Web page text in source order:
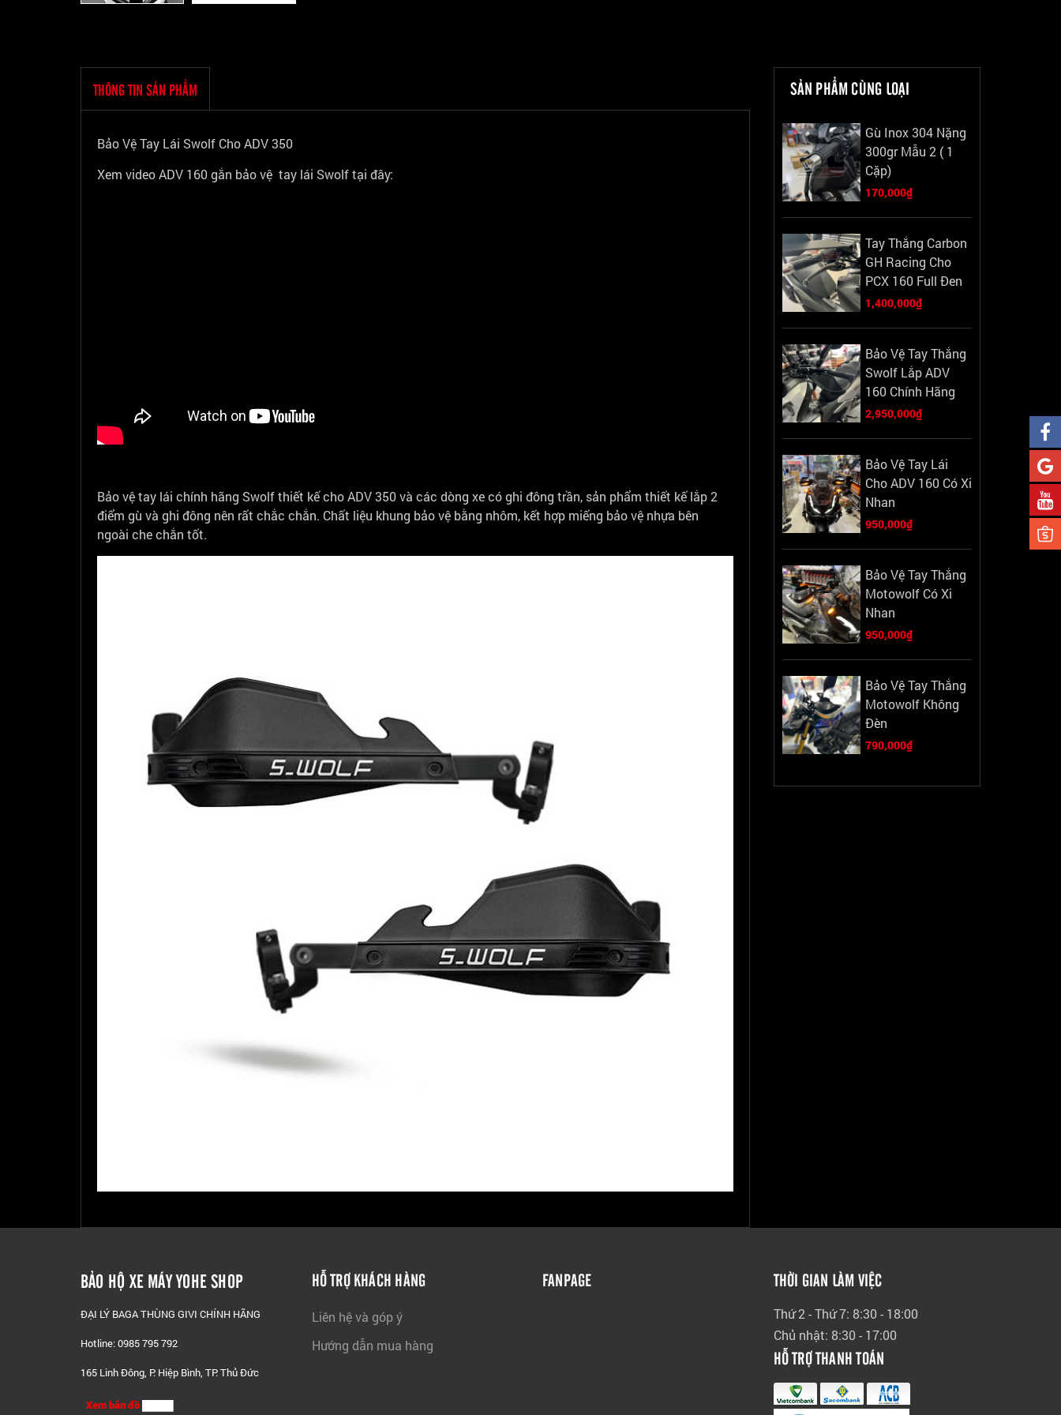
THÔNG TIN SẢN PHẨM
Bảo Vệ Tay Lái Swolf Cho ADV 350
Xem video ADV 160 gắn bảo vệ tay lái Swolf tại đây:
Bảo vệ tay lái chính hãng Swolf thiết kế cho ADV 350 và các dòng xe có ghi đông trần, sản phẩm thiết kế lắp 2
điểm gù và ghi đông nên rất chắc chắn. Chất liệu khung bảo vệ bằng nhôm, kết hợp miếng bảo vệ nhựa bên
ngoài che chắn tốt.
SẢN PHẨM CÙNG LOẠI
Gù Inox 304 Nặng
300gr Mẫu 2 ( 1
Cặp)
170,000₫
Tay Thắng Carbon
GH Racing Cho
PCX 160 Full Đen
1,400,000₫
Bảo Vệ Tay Thắng
Swolf Lắp ADV
160 Chính Hãng
2,950,000₫
Bảo Vệ Tay Lái
Cho ADV 160 Có Xi
Nhan
950,000₫
Bảo Vệ Tay Thắng
Motowolf Có Xi
Nhan
950,000₫
Bảo Vệ Tay Thắng
Motowolf Không
Đèn
790,000₫
BẢO HỘ XE MÁY YOHE SHOP
ĐẠI LÝ BAGA THÙNG GIVI CHÍNH HÃNG
Hotline: 0985 795 792
165 Linh Đông, P. Hiệp Bình, TP. Thủ Đức
Xem bản đồ
HỖ TRỢ KHÁCH HÀNG
Liên hệ và góp ý
Hướng dẫn mua hàng
FANPAGE THỜI GIAN LÀM VIỆC
Thứ 2 - Thứ 7: 8:30 - 18:00
Chủ nhật: 8:30 - 17:00
HỖ TRỢ THANH TOÁN